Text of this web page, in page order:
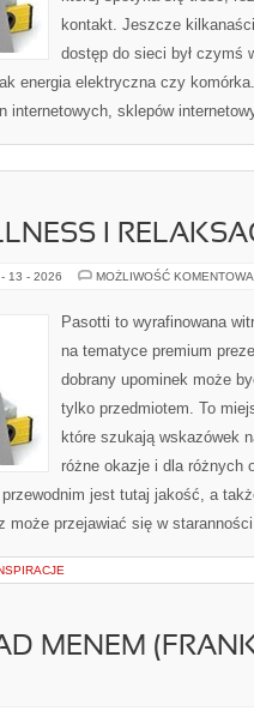
kontakt. Jeszcze
dostęp do sieci był czymś
energia elektryczna czy
internetowych, sklepów
I
13 - 2026 MOŻLIWOŚĆ
Pasotti to wyrafinowana
na tematyce premium
dobrany upominek może
tylko przedmiotem. To
które szukają wskazówek
różne okazje i dla różnych
jest tutaj jakość, a
może przejawiać się w
MENEM